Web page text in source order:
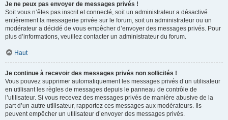
Je ne peux pas envoyer de messages privés !
Soit vous n’êtes pas inscrit et connecté, soit un administrateur a désactivé
entièrement la messagerie privée sur le forum, soit un administrateur ou un
modérateur a décidé de vous empêcher d’envoyer des messages privés. Pour
plus d’informations, veuillez contacter un administrateur du forum.
Haut
Je continue à recevoir des messages privés non sollicités !
Vous pouvez supprimer automatiquement les messages privés d’un utilisateur
en utilisant les règles de messages depuis le panneau de contrôle de
l’utilisateur. Si vous recevez des messages privés de manière abusive de la
part d’un autre utilisateur, rapportez ces messages aux modérateurs. Ils
peuvent empêcher un utilisateur d’envoyer des messages privés.